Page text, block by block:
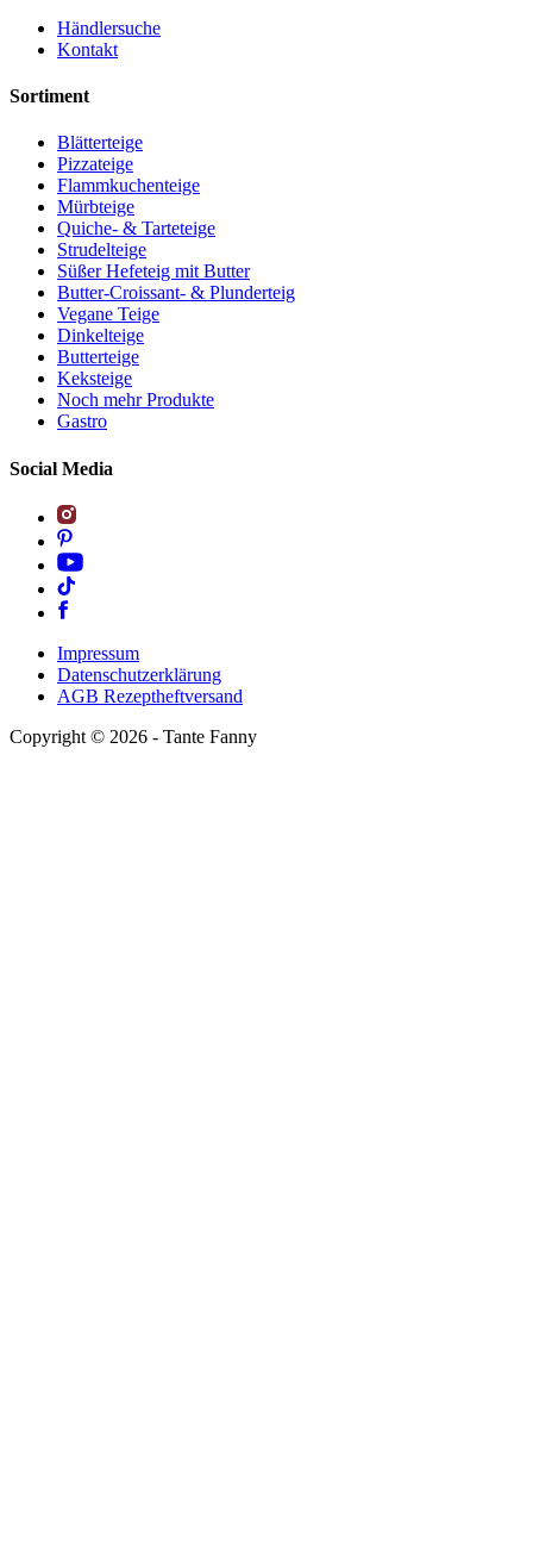
Händlersuche
Kontakt
Sortiment
Blätterteige
Pizzateige
Flammkuchenteige
Mürbteige
Quiche- & Tarteteige
Strudelteige
Süßer Hefeteig mit Butter
Butter-Croissant- & Plunderteig
Vegane Teige
Dinkelteige
Butterteige
Keksteige
Noch mehr Produkte
Gastro
Social Media
Impressum
Datenschutzerklärung
AGB Rezeptheftversand
Copyright © 2026 - Tante Fanny